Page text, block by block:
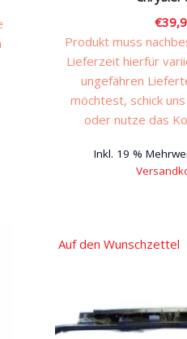
€
Produkt muss
Lieferzeit hierfür
ungefähren
möchtest, schick
oder nutze das
Inkl. 19 %
Auf den Wunschzettel